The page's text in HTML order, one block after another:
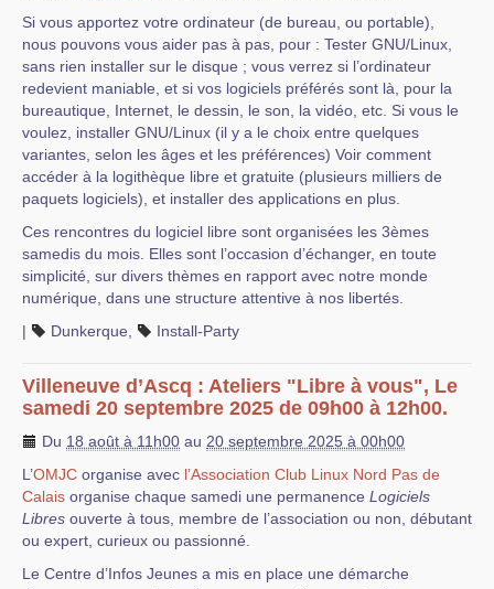
Si vous apportez votre ordinateur (de bureau, ou portable),
nous pouvons vous aider pas à pas, pour : Tester GNU/Linux,
sans rien installer sur le disque ; vous verrez si l’ordinateur
redevient maniable, et si vos logiciels préférés sont là, pour la
bureautique, Internet, le dessin, le son, la vidéo, etc. Si vous le
voulez, installer GNU/Linux (il y a le choix entre quelques
variantes, selon les âges et les préférences) Voir comment
accéder à la logithèque libre et gratuite (plusieurs milliers de
paquets logiciels), et installer des applications en plus.
Ces rencontres du logiciel libre sont organisées les 3èmes
samedis du mois. Elles sont l’occasion d’échanger, en toute
simplicité, sur divers thèmes en rapport avec notre monde
numérique, dans une structure attentive à nos libertés.
|
Dunkerque Install-Party
Villeneuve d’Ascq : Ateliers "Libre à vous", Le
samedi 20 septembre 2025 de 09h00 à 12h00.
Du 18 août à 11h00 au 20 septembre 2025 à 00h00
L’OMJC organise avec l’Association Club Linux Nord Pas de
Calais organise chaque samedi une permanence Logiciels
Libres ouverte à tous, membre de l’association ou non, débutant
ou expert, curieux ou passionné.
Le Centre d’Infos Jeunes a mis en place une démarche